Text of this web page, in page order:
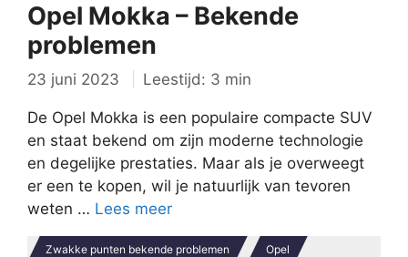
Opel Mokka – Bekende
problemen
23 juni 2023 Leestijd: 3 min
De Opel Mokka is een populaire compacte SUV
en staat bekend om zijn moderne technologie
en degelijke prestaties. Maar als je overweegt
er een te kopen, wil je natuurlijk van tevoren
weten … Lees meer
Zwakke punten bekende problemen Opel